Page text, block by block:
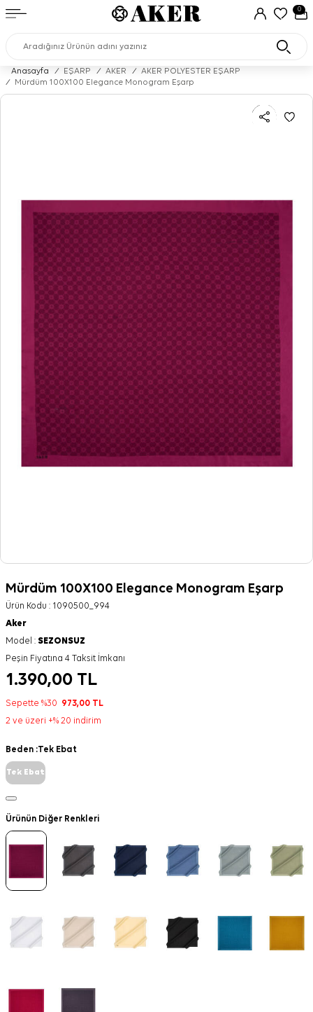
0
Anasayfa / EŞARP / AKER /
AKER POLYESTER EŞARP
/
Mürdüm 100X100 Elegance Monogram Eşarp
Mürdüm 100X100 Elegance Monogram Eşarp
Ürün Kodu : 1090500_994
Aker
Model : SEZONSUZ
Peşin Fiyatına 4 Taksit İmkanı
1.390,00 TL
Sepette %30 973,00 TL
2 ve üzeri +% 20 indirim
Beden :Tek Ebat
Tek Ebat
Ürünün Diğer Renkleri